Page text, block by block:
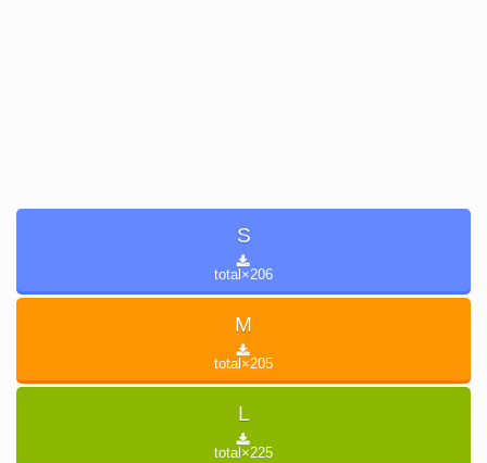
S
total×206
M
total×205
L
total×225